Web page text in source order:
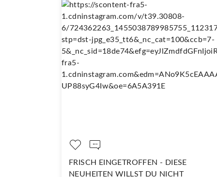
FRISCH EINGETROFFEN - DIESE
NEUHEITEN WILLST DU NICHT